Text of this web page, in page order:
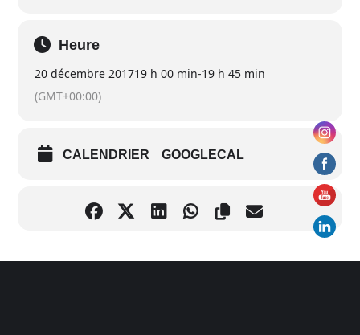
Heure
20 décembre 201719 h 00 min-19 h 45 min
(GMT+00:00)
CALENDRIER GOOGLECAL